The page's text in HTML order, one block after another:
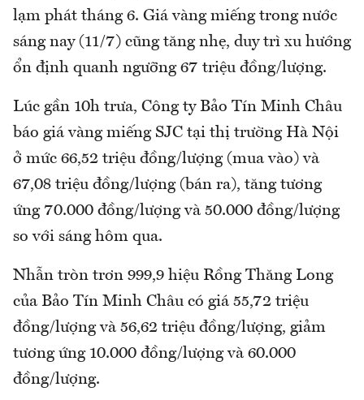
lạm phát tháng 6. Giá vàng miếng trong nước
sáng nay (11/7) cũng tăng nhẹ, duy trì xu hướng
ổn định quanh ngưỡng 67 triệu đồng/lượng.
Lúc gần 10h trưa, Công ty Bảo Tín Minh Châu
báo giá vàng miếng SJC tại thị trường Hà Nội
ở mức 66,52 triệu đồng/lượng (mua vào) và
67,08 triệu đồng/lượng (bán ra), tăng tương
ứng 70.000 đồng/lượng và 50.000 đồng/lượng
so với sáng hôm qua.
Nhẫn tròn trơn 999,9 hiệu Rồng Thăng Long
của Bảo Tín Minh Châu có giá 55,72 triệu
đồng/lượng và 56,62 triệu đồng/lượng, giảm
tương ứng 10.000 đồng/lượng và 60.000
đồng/lượng.